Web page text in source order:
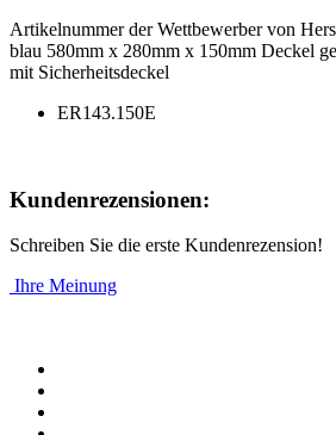
Artikelnummer der Wettbewerber von
blau 580mm x 280mm x 150mm Deckel
mit Sicherheitsdeckel
ER143.150E
Kundenrezensionen:
Schreiben Sie die erste Kundenrezension!
Ihre Meinung